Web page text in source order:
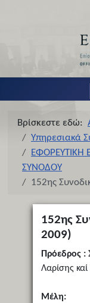
Βρίσκεστε εδώ:
Υπηρεσιακά
ΕΦΟΡΕΥΤΙΚΗ
ΣΥΝΟΔΟΥ
152ης
152ης
2009)
Πρόεδρος :
Λαρίσης
Μέλη: